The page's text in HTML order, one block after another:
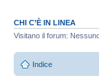
CHI C’È IN LINEA
Visitano il forum:
Indice